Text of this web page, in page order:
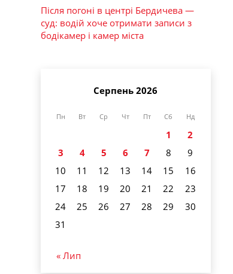
Після погоні в центрі Бердичева —
суд: водій хоче отримати записи з
бодікамер і камер міста
Серпень 2026
Пн Вт Ср Чт Пт Сб Нд
1
2
3
4 5 6 7 8
9
10
11 12 13 14 15
16
17
18 19 20 21 22
23
24
25 26 27 28 29
30
31
« Лип